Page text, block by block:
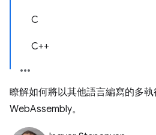
C
C++
瞭解如何將以其他語言編寫的多
WebAssembly。